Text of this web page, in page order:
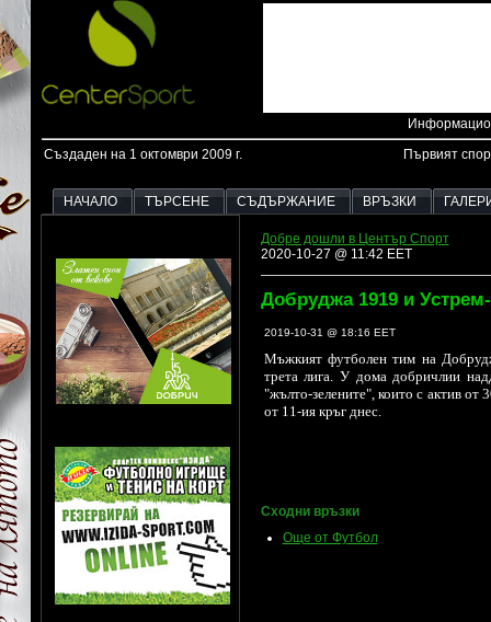
Създаден на 1 октомври 2009 г. Първият
НАЧАЛО ТЪРСЕНЕ СЪДЪРЖАНИЕ ВРЪЗКИ
Добре дошли в Център Спорт
2020-10-27 @ 11:42 EET
Добруджа 1919 и
2019-10-31 @ 18:16 EET
Мъжкият футболен тим на
трета лига. У дома добричлии
"жълто-зелените", които с актив от
от 11-ия кръг днес.
Сходни връзки
Още от Футбол